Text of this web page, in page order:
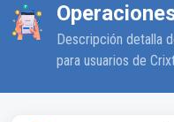
Descripción detalla
para usuarios de